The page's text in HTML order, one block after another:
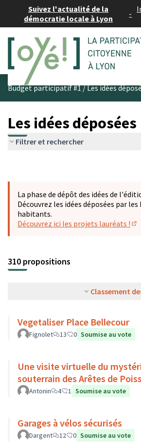
Suivez l'actualité de la
démocratie locale à Lyon
-
Budget participatif #1/Les idées
Les idées déposées
Filtrer et rechercher
La phase de dépôt des idées de
Découvrez les idées déposées par
habitants.
Découvrez ici les projets lauréats !
310 propositions
Classement
Vegetaliser Place Bellecour
Fignolet 13 0 Soumise au vote
Une visite virtuelle du
souterrain des Arêtes de
Antonin 4 1 Soumise au vote
Garages à vélos sécurisés
Dargent 12 0 Soumise au vote